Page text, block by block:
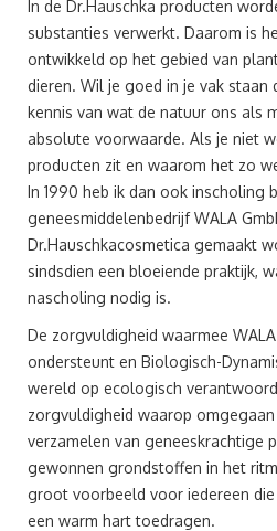
In de Dr.Hauschka producten
substanties verwerkt. Daarom is
ontwikkeld op het gebied van
dieren. Wil je goed in je vak staan
kennis van wat de natuur ons als
absolute voorwaarde. Als je niet
producten zit en waarom het zo
In 1990 heb ik dan ook inscholing
geneesmiddelenbedrijf WALA
Dr.Hauschkacosmetica gemaakt
sindsdien een bloeiende praktijk,
nascholing nodig is.
De zorgvuldigheid waarmee
ondersteunt en Biologisch-
wereld op ecologisch
zorgvuldigheid waarop
verzamelen van geneeskrachtige
gewonnen grondstoffen in het
groot voorbeeld voor iedereen
een warm hart toedragen.